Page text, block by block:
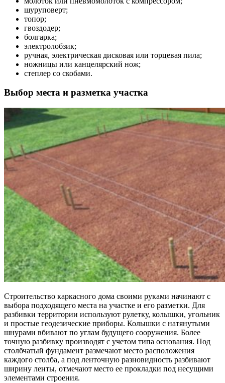
шуруповерт;
топор;
гвоздодер;
болгарка;
электролобзик;
ручная, электрическая дисковая или торцевая пила;
ножницы или канцелярский нож;
степлер со скобами.
Выбор места и разметка участка
Строительство каркасного дома своими руками начинают с
выбора подходящего места на участке и его разметки. Для
разбивки территории используют рулетку, колышки, угольник
и простые геодезические приборы. Колышки с натянутыми
шнурами вбивают по углам будущего сооружения. Более
точную разбивку производят с учетом типа основания. Под
столбчатый фундамент размечают место расположения
каждого столба, а под ленточную разновидность разбивают
ширину ленты, отмечают место ее прокладки под несущими
элементами строения.